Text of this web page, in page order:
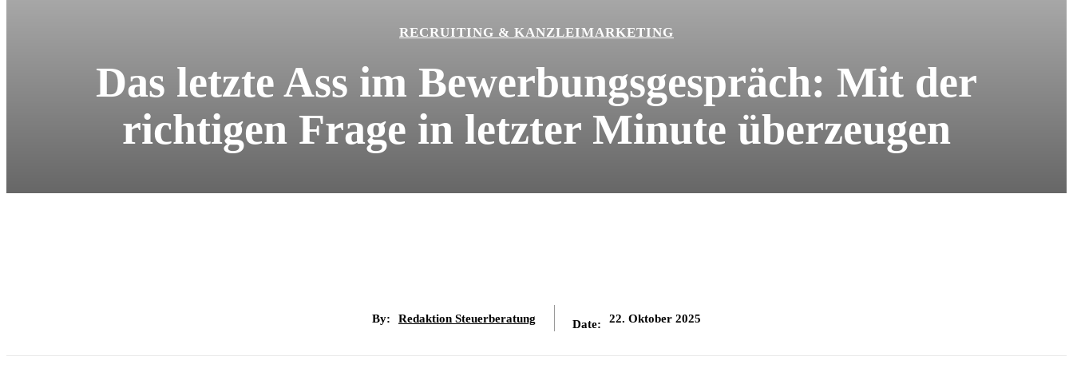
RECRUITING & KANZLEIMARKETING
Das letzte Ass im Bewerbungsgespräch: Mit der
richtigen Frage in letzter Minute überzeugen
By: Redaktion Steuerberatung Date: 22. Oktober 2025